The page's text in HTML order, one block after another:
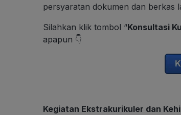
persyaratan dokumen dan berkas
Silahkan klik tombol “Konsultasi
apapun 👇
Kegiatan Ekstrakurikuler dan